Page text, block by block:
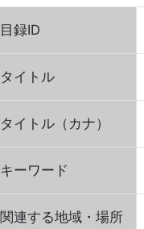
目録ID
タイトル
タイトル（カナ）
キーワード
関連する地域・場所